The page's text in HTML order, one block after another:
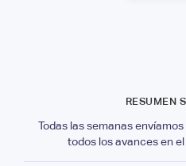
RESUMEN
Todas las semanas
todos los avances en